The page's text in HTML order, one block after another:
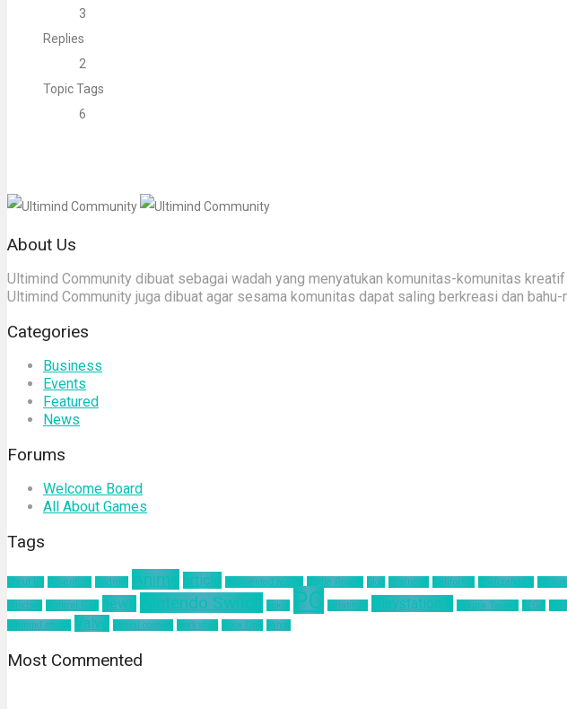
3
Replies
2
Topic Tags
6
About Us
Ultimind Community dibuat sebagai wadah yang menyatukan komunitas-komunitas
Ultimind Community juga dibuat agar sesama komunitas dapat saling berkreasi dan
Categories
Business
Events
Featured
News
Forums
Welcome Board
All About Games
Tags
about us Adventure Android Anime article augmented reality Battle Royale blog business California Civilization 6
mindset
Natural Gas news Nintendo Switch nokia PC pelatihan Playstation 4 Sakura Taisen SEGA
ultimind studio Valve virtual concert workshop Xbox One yahoo
Most Commented